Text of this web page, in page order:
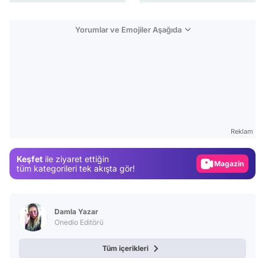
Yorumlar ve Emojiler Aşağıda
Reklam
Keşfet ile ziyaret ettiğin
tüm kategorileri tek akışta gör!
Video
Damla Yazar
Onedio Editörü
Tüm içerikleri